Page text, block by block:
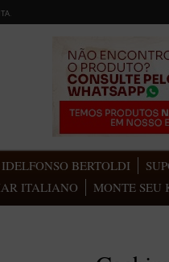
.
BERTOLDI
ITALIANO
MONTE SEU